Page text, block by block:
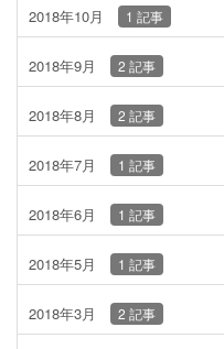
2018年10月 1 記事
2018年9月 2 記事
2018年8月 2 記事
2018年7月 1 記事
2018年6月 1 記事
2018年5月 1 記事
2018年3月 2 記事